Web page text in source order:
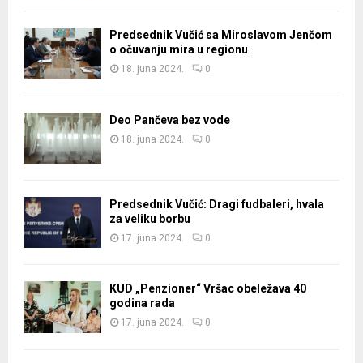
Predsednik Vučić sa Miroslavom Jenčom
o očuvanju mira u regionu
18. juna 2024. 0
Deo Pančeva bez vode
18. juna 2024. 0
Predsednik Vučić: Dragi fudbaleri, hvala
za veliku borbu
17. juna 2024. 0
KUD „Penzioner“ Vršac obeležava 40
godina rada
17. juna 2024. 0